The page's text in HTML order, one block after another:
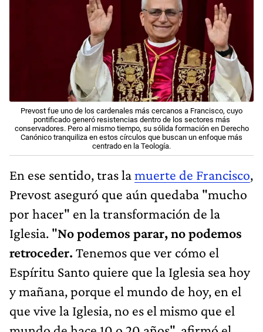
Prevost fue uno de los cardenales más cercanos a Francisco, cuyo
pontificado generó resistencias dentro de los sectores más
conservadores. Pero al mismo tiempo, su sólida formación en Derecho
Canónico tranquiliza en estos círculos que buscan un enfoque más
centrado en la Teología.
En ese sentido, tras lamuerte de Francisco,
Prevost aseguró que aún quedaba "mucho
por hacer" en la transformación de la
Iglesia. "No podemos parar, no podemos
retroceder. Tenemos que ver cómo el
Espíritu Santo quiere que la Iglesia sea hoy
y mañana, porque el mundo de hoy, en el
que vive la Iglesia, no es el mismo que el